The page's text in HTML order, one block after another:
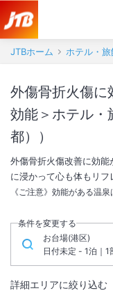
JTBホーム ホテル・
外傷骨折火傷に
効能＞ホテル
都））
外傷骨折火傷改善に効
に浸かって心も体もリフ
《ご注意》効能がある温
条件を変更する
お台場(港区)
日付未定 - 1泊｜
詳細エリアに絞り込む